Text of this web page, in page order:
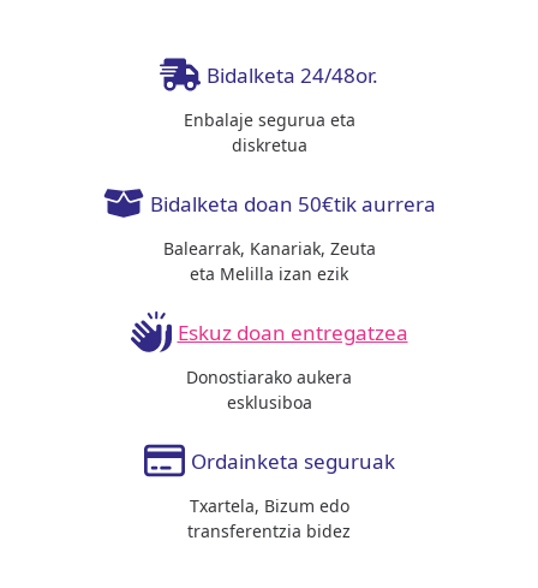
Bidalketa 24/48or.
Enbalaje segurua eta
diskretua
Bidalketa doan 50€tik aurrera
Balearrak, Kanariak, Zeuta
eta Melilla izan ezik
Eskuz doan entregatzea
Donostiarako aukera
esklusiboa
Ordainketa seguruak
Txartela, Bizum edo
transferentzia bidez